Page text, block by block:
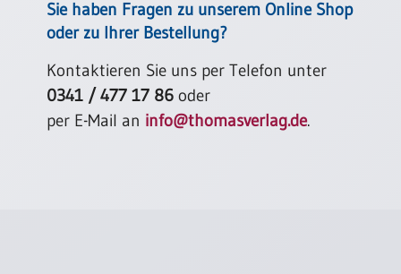
Jahreslosung
Restbestände
Restbestände
Sie haben Fragen zu unserem Online Shop
oder zu Ihrer Bestellung?
Kontaktieren Sie uns per Telefon unter
0341 / 477 17 86 oder
per E-Mail an info@thomasverlag.de.